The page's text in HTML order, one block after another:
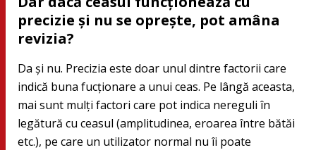
precizie și nu se oprește, pot amâna
revizia?
Da și nu. Precizia este doar unul dintre factorii care
indică buna fucționare a unui ceas. Pe lângă aceasta,
mai sunt mulți factori care pot indica nereguli în
legătură cu ceasul (amplitudinea, eroarea între bătăi
etc.), pe care un utilizator normal nu îi poate